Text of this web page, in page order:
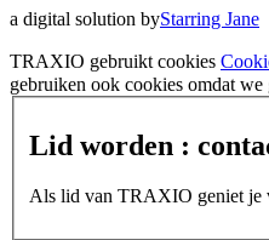
a digital solution byStarring Jane
TRAXIO gebruikt cookies
gebruiken ook cookies omdat we
Lid worden :
Als lid van TRAXIO geniet je